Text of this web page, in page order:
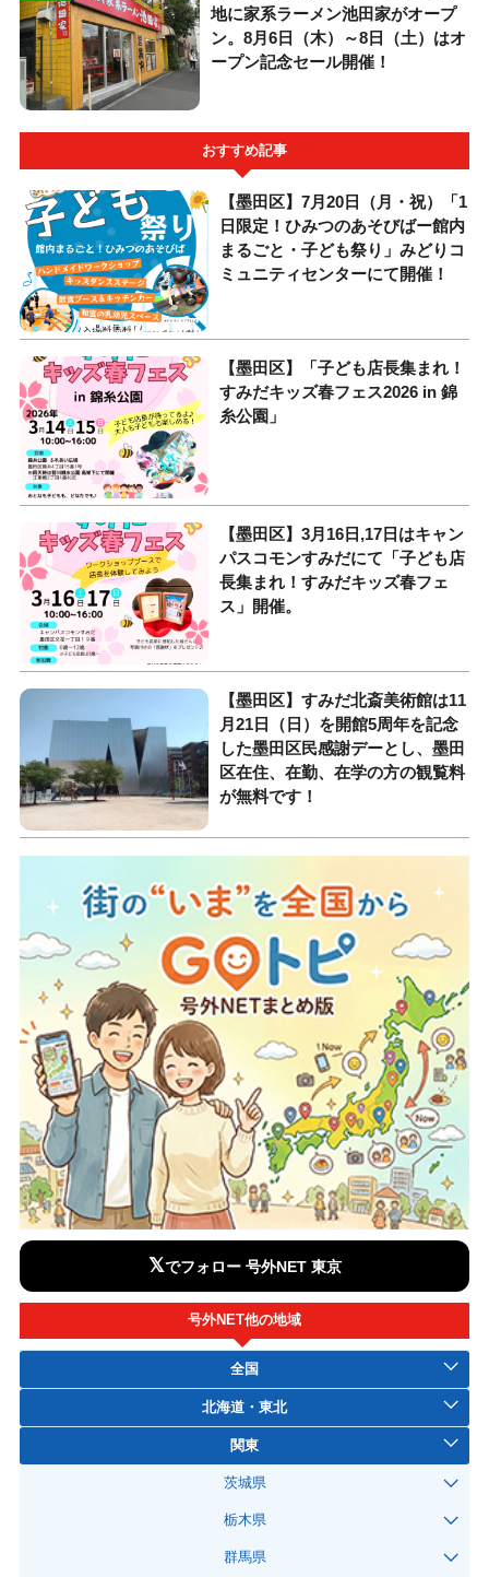
地に家系ラーメン池田家がオープ
ン。8月6日（木）～8日（土）はオ
ープン記念セール開催！
おすすめ記事
【墨田区】7月20日（月・祝）「1
日限定！ひみつのあそびばー館内
まるごと・子ども祭り」みどりコ
ミュニティセンターにて開催！
【墨田区】「子ども店長集まれ！
すみだキッズ春フェス2026 in 錦
糸公園」
【墨田区】3月16日,17日はキャン
パスコモンすみだにて「子ども店
長集まれ！すみだキッズ春フェ
ス」開催。
【墨田区】すみだ北斎美術館は11
月21日（日）を開館5周年を記念
した墨田区民感謝デーとし、墨田
区在住、在勤、在学の方の観覧料
が無料です！
𝕏でフォロー 号外NET 東京
号外NET他の地域
全国
北海道・東北
関東
茨城県
栃木県
群馬県